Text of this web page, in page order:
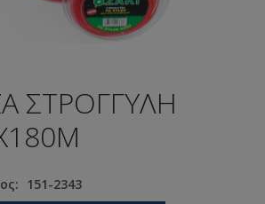
ΣΤΡΟΓΓΥΛΗ
151-2343